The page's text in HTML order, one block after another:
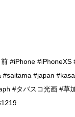
#iPhone #iPhoneXS
#saitama #japan
#タバスコ光画 #草